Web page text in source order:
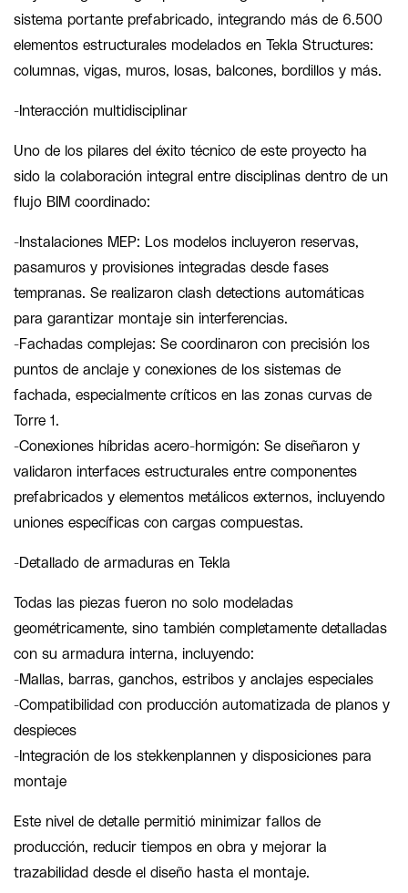
sistema portante prefabricado, integrando más de 6.500
elementos estructurales modelados en Tekla Structures:
columnas, vigas, muros, losas, balcones, bordillos y más.
-Interacción multidisciplinar
Uno de los pilares del éxito técnico de este proyecto ha
sido la colaboración integral entre disciplinas dentro de un
flujo BIM coordinado:
-Instalaciones MEP: Los modelos incluyeron reservas,
pasamuros y provisiones integradas desde fases
tempranas. Se realizaron clash detections automáticas
para garantizar montaje sin interferencias.
-Fachadas complejas: Se coordinaron con precisión los
puntos de anclaje y conexiones de los sistemas de
fachada, especialmente críticos en las zonas curvas de
Torre 1.
-Conexiones híbridas acero-hormigón: Se diseñaron y
validaron interfaces estructurales entre componentes
prefabricados y elementos metálicos externos, incluyendo
uniones específicas con cargas compuestas.
-Detallado de armaduras en Tekla
Todas las piezas fueron no solo modeladas
geométricamente, sino también completamente detalladas
con su armadura interna, incluyendo:
-Mallas, barras, ganchos, estribos y anclajes especiales
-Compatibilidad con producción automatizada de planos y
despieces
-Integración de los stekkenplannen y disposiciones para
montaje
Este nivel de detalle permitió minimizar fallos de
producción, reducir tiempos en obra y mejorar la
trazabilidad desde el diseño hasta el montaje.